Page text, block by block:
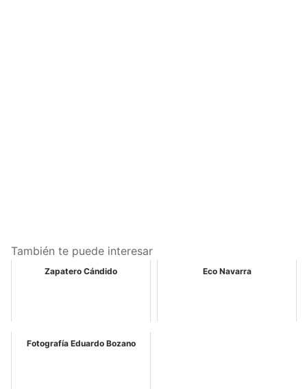
También te puede interesar
Zapatero Cándido Eco Navarra
Fotografía Eduardo Bozano